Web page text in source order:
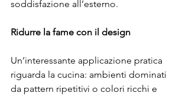
soddisfazione all’esterno.
Ridurre la fame con il design
Un’interessante applicazione pratica
riguarda la cucina: ambienti dominati
da pattern ripetitivi o colori ricchi e